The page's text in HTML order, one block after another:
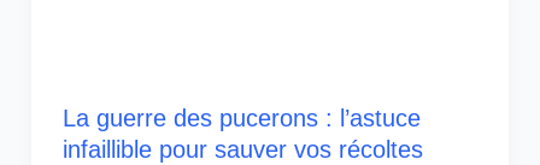
La guerre des pucerons : l’astuce
infaillible pour sauver vos récoltes